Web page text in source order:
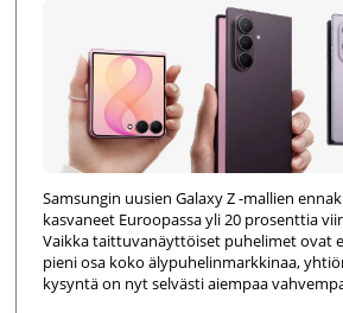
Samsungin uusien Galaxy Z -mallien
kasvaneet Euroopassa yli 20 prosenttia
Vaikka taittuvanäyttöiset puhelimet ovat
pieni osa koko älypuhelinmarkkinaa,
kysyntä on nyt selvästi aiempaa